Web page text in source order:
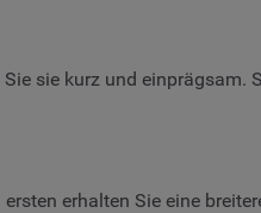
sie kurz und einprägsam.
erhalten Sie eine